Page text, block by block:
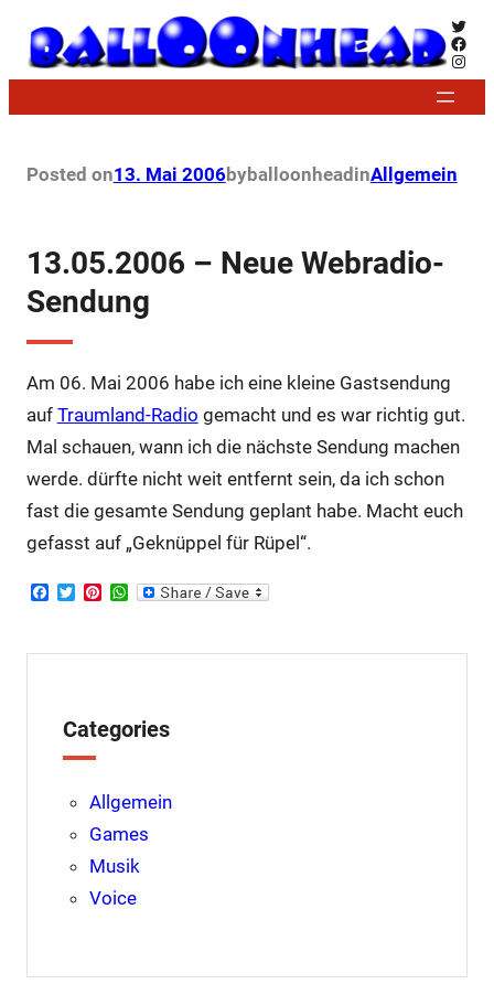
Zum
Inhalt
Posted on13. Mai 2006byballoonheadinAllgemein
13.05.2006 – Neue Webradio-
Sendung
Am 06. Mai 2006 habe ich eine kleine Gastsendung
auf Traumland-Radio gemacht und es war richtig gut.
Mal schauen, wann ich die nächste Sendung machen
werde. dürfte nicht weit entfernt sein, da ich schon
fast die gesamte Sendung geplant habe. Macht euch
gefasst auf „Geknüppel für Rüpel“.
F
T
P
t
W
Categories
Allgemein
Games
Musik
Voice